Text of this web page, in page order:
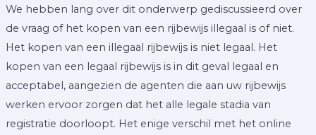
We hebben lang over dit onderwerp gediscussieerd over
de vraag of het kopen van een rijbewijs illegaal is of niet.
Het kopen van een illegaal rijbewijs is niet legaal. Het
kopen van een legaal rijbewijs is in dit geval legaal en
acceptabel, aangezien de agenten die aan uw rijbewijs
werken ervoor zorgen dat het alle legale stadia van
registratie doorloopt. Het enige verschil met het online